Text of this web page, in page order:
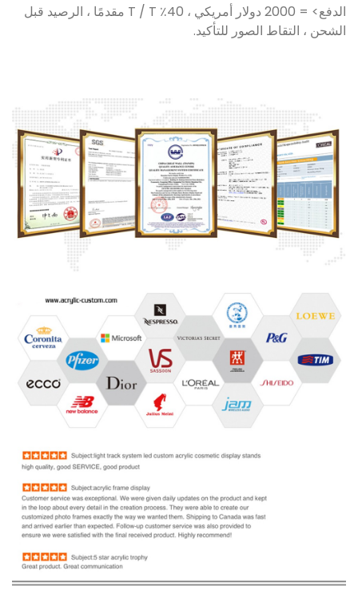
الدفع> = 2000 دولار أمريكي ، 40٪ T / T مقدمًا ، الرصيد قبل
الشحن ، التقاط الصور للتأكيد.